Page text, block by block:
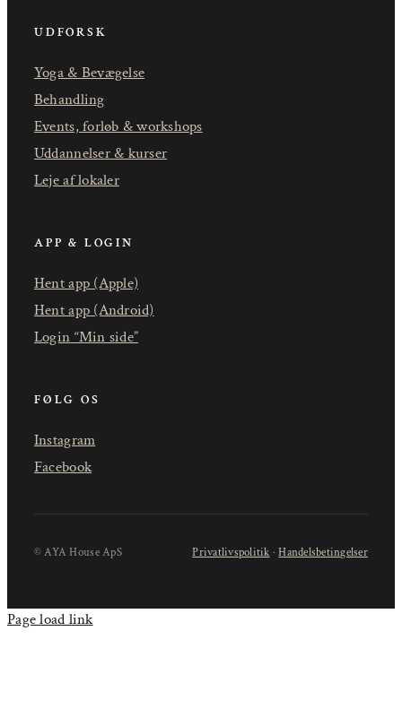
UDFORSK
Yoga & Bevægelse
Behandling
Events, forløb & workshops
Uddannelser & kurser
Leje af lokaler
APP & LOGIN
Hent app (Apple)
Hent app (Android)
Login “Min side”
FØLG OS
Instagram
Facebook
© AYA House ApS Privatlivspolitik ·Handelsbetingelser
Page load link